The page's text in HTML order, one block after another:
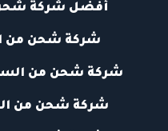
أفضل شركة
شركة شحن من
شركة شحن من
شركة شحن من